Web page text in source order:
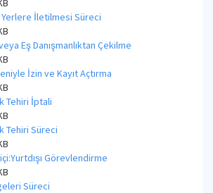
İletilmesi Süreci
Eş Danışmanlıktan Çekilme
İzin ve Kayıt Açtırma
Tehiri İptali
Tehiri Süreci
Görevlendirme
Süreci